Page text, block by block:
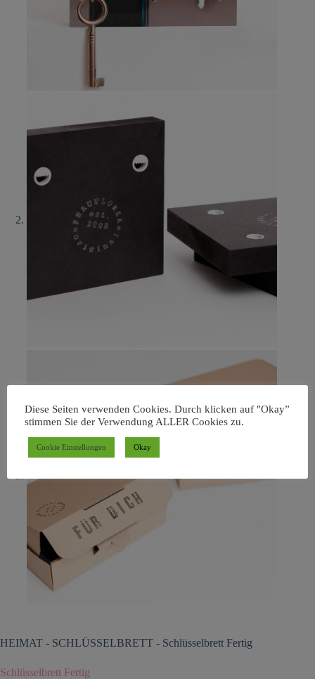
HEIMAT - SCHLÜSSELBRETT - Schlüsselbrett Fertig
Schlüsselbrett Fertig
Diese Seiten verwenden Cookies. Durch klicken auf "Okay”
stimmen Sie der Verwendung ALLER Cookies zu.
Cookie Einstellungen Okay